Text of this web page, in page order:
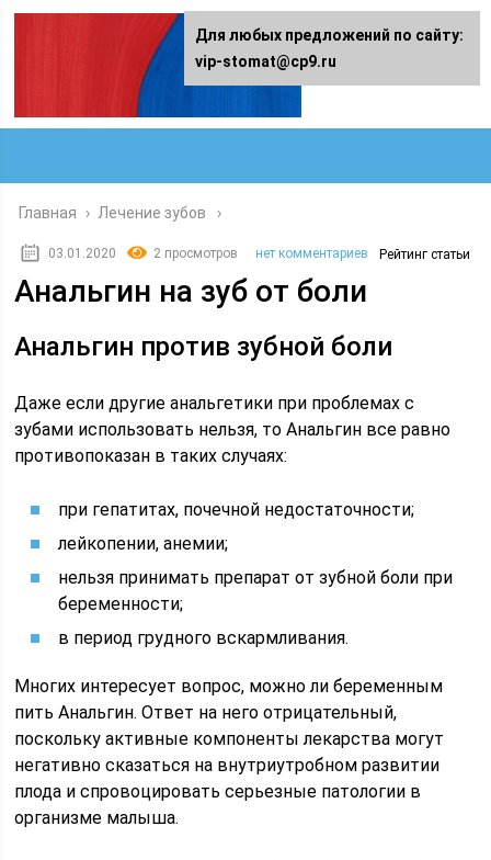
Главная › Лечение зубов
03.01.2020 2 просмотров нет комментариев Рейтинг статьи
Анальгин на зуб от боли
Анальгин против зубной боли
Даже если другие анальгетики при проблемах с
зубами использовать нельзя, то Анальгин все равно
противопоказан в таких случаях:
при гепатитах, почечной недостаточности;
лейкопении, анемии;
нельзя принимать препарат от зубной боли при
беременности;
в период грудного вскармливания.
Многих интересует вопрос, можно ли беременным
пить Анальгин. Ответ на него отрицательный,
поскольку активные компоненты лекарства могут
негативно сказаться на внутриутробном развитии
плода и спровоцировать серьезные патологии в
организме малыша.
Для любых предложений по сайту:
vip-stomat@cp9.ru